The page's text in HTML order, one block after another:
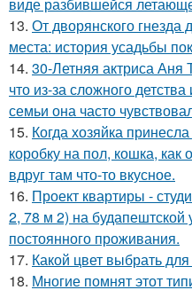
13. От дворянского гнезда
места: история усадьбы
14. 30-Летняя актриса Аня
что из-за сложного
семьи она часто
15. Когда хозяйка
коробку на пол, кошка,
вдруг там что-то вкусное.
16. Проект квартиры -
2, 78 м 2) на будапештской
постоянного проживания.
17. Какой цвет выбрать
18. Многие помнят этот